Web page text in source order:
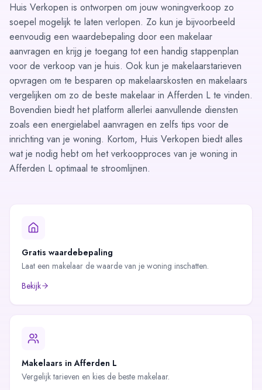
Huis Verkopen is ontworpen om jouw woningverkoop zo
soepel mogelijk te laten verlopen. Zo kun je bijvoorbeeld
eenvoudig een waardebepaling door een makelaar
aanvragen en krijg je toegang tot een handig stappenplan
voor de verkoop van je huis. Ook kun je makelaarstarieven
opvragen om te besparen op makelaarskosten en makelaars
vergelijken om zo de beste makelaar in Afferden L te vinden.
Bovendien biedt het platform allerlei aanvullende diensten
zoals een energielabel aanvragen en zelfs tips voor de
inrichting van je woning. Kortom, Huis Verkopen biedt alles
wat je nodig hebt om het verkoopproces van je woning in
Afferden L optimaal te stroomlijnen.
Gratis waardebepaling
Laat een makelaar de waarde van je woning inschatten.
Bekijk
Makelaars inAfferden L
Vergelijk tarieven en kies de beste makelaar.